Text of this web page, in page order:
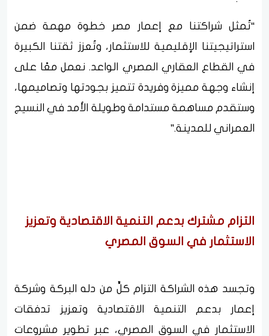
“تُمثل شراكتنا مع إعمار مصر خطوة مهمة ضمن
استراتيجيتنا الإقليمية للاستثمار، وتُعزز ثقتنا الكبيرة
في القطاع العقاري المصري الواعد. نعمل معًا على
إنشاء وجهة مميزة وفريدة تتميز بجودتها وتصاميمها،
وستقدم مساهمة مستدامة وطويلة الأمد في النسيج
العمراني للمدينة.”
التزام مشترك بدعم التنمية الاقتصادية وتعزيز
الاستثمار في السوق المصري
وتجسد هذه الشراكة التزام كلٍّ من دله البركة وشركة
إعمار بدعم التنمية الاقتصادية وتعزيز تدفقات
الاستثمار في السوق المصري، عبر تطوير مشروعات